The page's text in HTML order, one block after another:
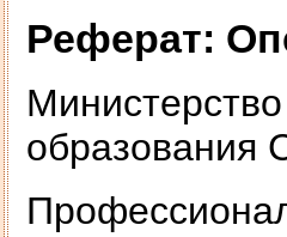
Реферат:
образования